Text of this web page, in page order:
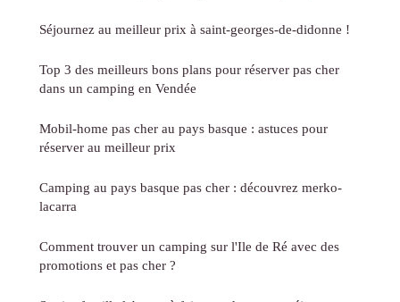
Séjournez au meilleur prix à saint-georges-de-didonne !
Top 3 des meilleurs bons plans pour réserver pas cher
dans un camping en Vendée
Mobil-home pas cher au pays basque : astuces pour
réserver au meilleur prix
Camping au pays basque pas cher : découvrez merko-
lacarra
Comment trouver un camping sur l'Ile de Ré avec des
promotions et pas cher ?